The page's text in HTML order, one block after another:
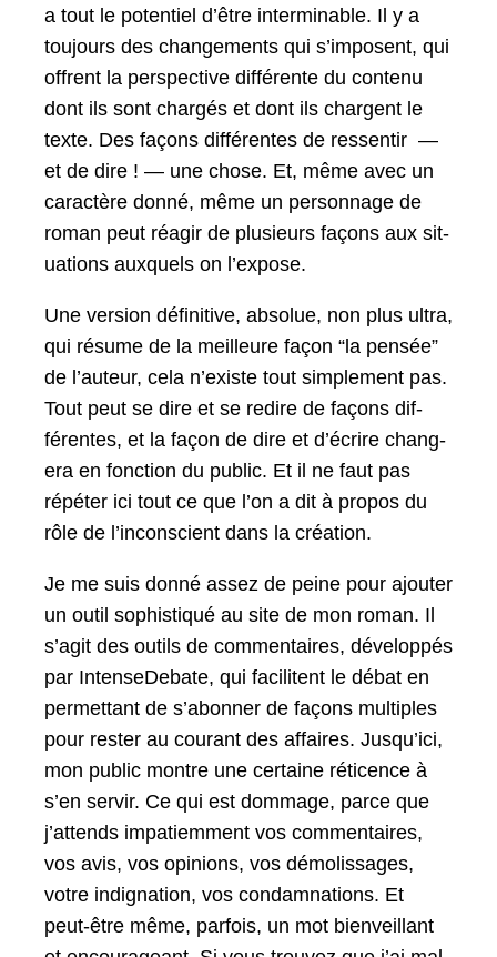
a tout le poten­tiel d’être inter­minable. Il y a
tou­jours des change­ments qui s’im­posent, qui
offrent la per­spec­tive dif­férente du con­tenu
dont ils sont chargés et dont ils char­gent le
texte. Des façons dif­férentes de ressen­tir —
et de dire ! — une chose. Et, même avec un
car­ac­tère don­né, même un per­son­nage de
roman peut réa­gir de plusieurs façons aux sit­
u­a­tions aux­quels on l’expose.
Une ver­sion défini­tive, absolue, non plus ultra,
qui résume de la meilleure façon “la pen­sée”
de l’au­teur, cela n’ex­iste tout sim­ple­ment pas.
Tout peut se dire et se redire de façons dif­
férentes, et la façon de dire et d’écrire chang­
era en fonc­tion du pub­lic. Et il ne faut pas
répéter ici tout ce que l’on a dit à pro­pos du
rôle de l’in­con­scient dans la création.
Je me suis don­né assez de peine pour ajouter
un out­il sophis­tiqué au site de mon roman. Il
s’ag­it des out­ils de com­men­taires, dévelop­pés
par IntenseDe­bate, qui facili­tent le débat en
per­me­t­tant de s’abon­ner de façons mul­ti­ples
pour rester au courant des affaires. Jusqu’i­ci,
mon pub­lic mon­tre une cer­taine réti­cence à
s’en servir. Ce qui est dom­mage, parce que
j’at­tends impatiem­ment vos com­men­taires,
vos avis, vos opin­ions, vos démolis­sages,
votre indig­na­tion, vos con­damna­tions. Et
peut-être même, par­fois, un mot bien­veil­lant